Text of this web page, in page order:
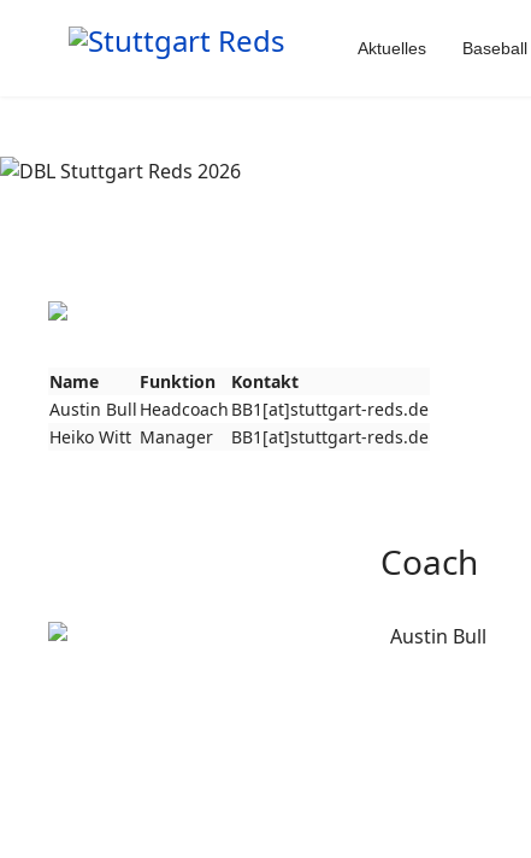
Aktuelles Baseball
Name Funktion
Kontakt
Austin Bull Headcoach BB1[at]stuttgart-reds.de
Heiko Witt Manager BB1[at]stuttgart-reds.de
Coach